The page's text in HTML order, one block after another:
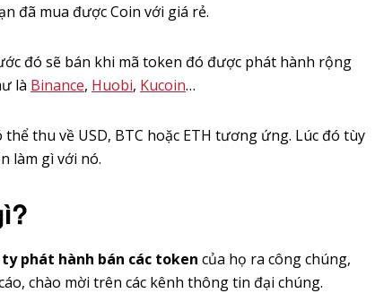
đã mua được Coin với giá rẻ.
đó sẽ bán khi mã token đó được phát hành rộng
là Binance, Huobi, Kucoin…
thu về USD, BTC hoặc ETH tương ứng. Lúc đó tùy
làm gì với nó.
phát hành bán các token của họ ra công chúng,
chào mời trên các kênh thông tin đại chúng.